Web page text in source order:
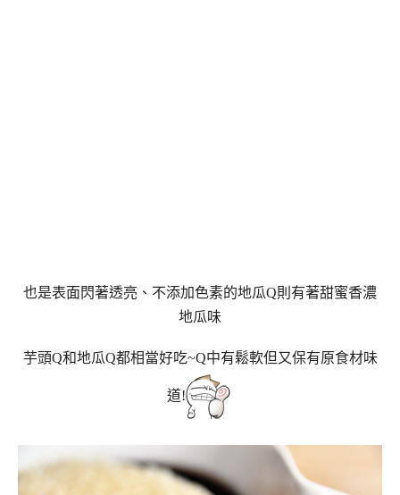
也是表面閃著透亮、不添加色素的地瓜Q則有著甜蜜香濃
地瓜味
芋頭Q和地瓜Q都相當好吃~Q中有鬆軟但又保有原食材味
道!